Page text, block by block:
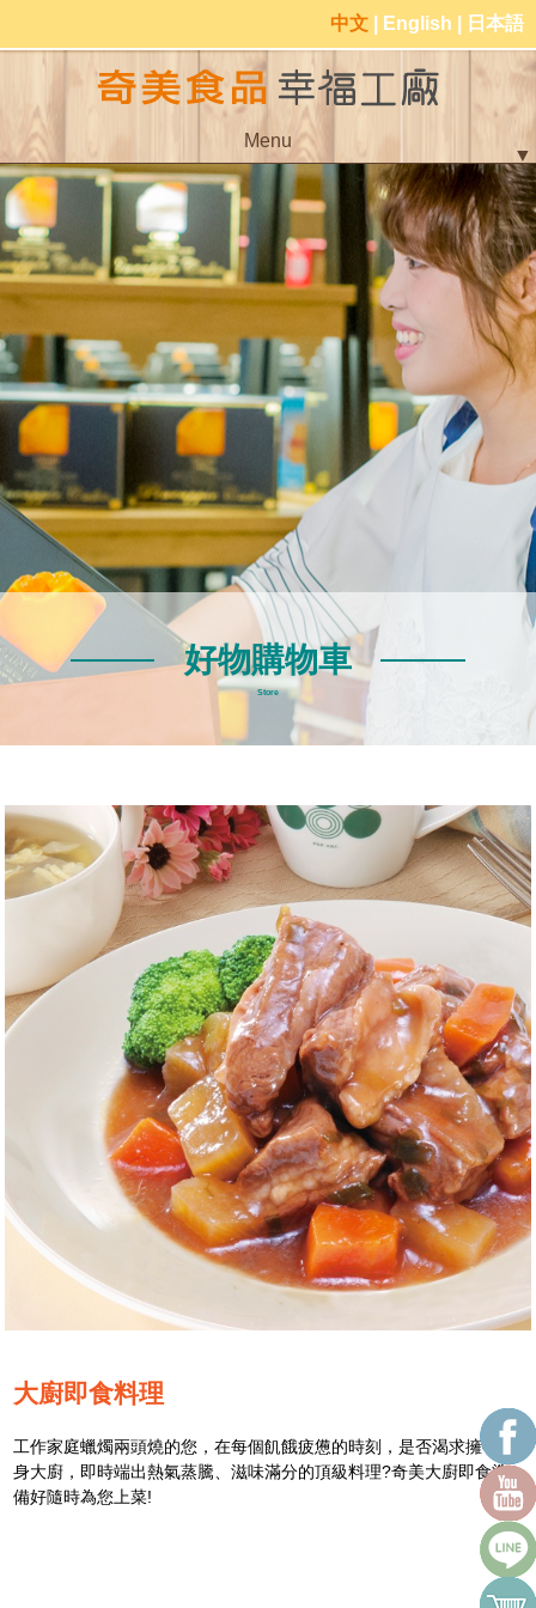
中文 English 日本語
Menu
▼
▼
▼
▼
▼
好物購物車
Store
大廚即食料理
工作家庭蠟燭兩頭燒的您，在每個飢餓疲憊的時刻，是否渴求擁有貼
身大廚，即時端出熱氣蒸騰、滋味滿分的頂級料理?奇美大廚即食準
備好隨時為您上菜!